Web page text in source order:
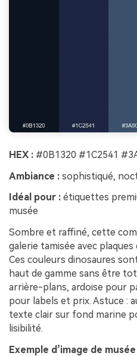
HEX : #0B1320 #1C2541
Ambiance : sophistiqué,
Idéal pour : étiquettes
musée
Sombre et raffiné, cette
galerie tamisée avec
Ces couleurs dinosaures
haut de gamme sans être
arrière-plans, ardoise pour
pour labels et prix. Astuce :
texte clair sur fond marine
lisibilité.
Exemple d’image de